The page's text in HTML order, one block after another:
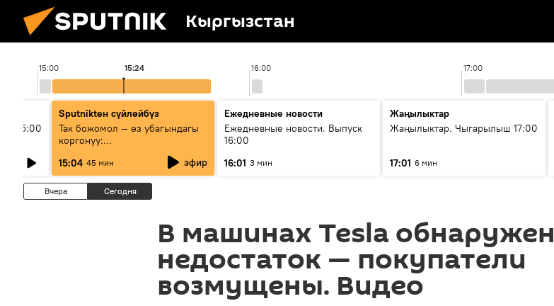
Кыргызстан
15:00 16:00 17:00
15:24
15:00
Sputnikteн сүйлөйбүз
Так божомол — өз убагындагы
коргонуу:
гидрометеорологиялык кызмат
кантип өркүндөтүлүүдө
15:04 45 мин эфир
Ежедневные новости
Ежедневные новости. Выпуск
16:00
16:01 3 мин
Жаңылыктар
Жаңылыктар. Чыгарылыш 17:00
17:01 6 мин
Вчера Сегодня
В машинах Tesla обнаружен
недостаток — покупатели
возмущены. Видео